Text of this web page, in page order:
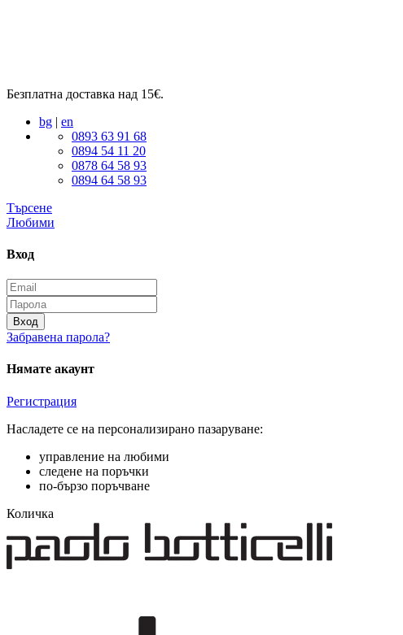
Безплатна доставка над 15€.
bg | en
0893 63 91 68
0894 54 11 20
0878 64 58 93
0894 64 58 93
Търсене
Любими
Вход
Вход
Забравена парола?
Нямате акаунт
Регистрация
Насладете се на персонализирано пазаруване:
управление на любими
следене на поръчки
по-бързо поръчване
Количка